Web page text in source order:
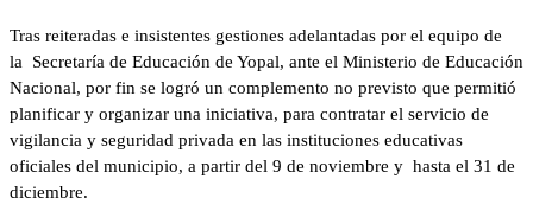
Tras reiteradas e insistentes gestiones adelantadas por el equipo de
la Secretaría de Educación de Yopal, ante el Ministerio de Educación
Nacional, por fin se logró un complemento no previsto que permitió
planificar y organizar una iniciativa, para contratar el servicio de
vigilancia y seguridad privada en las instituciones educativas
oficiales del municipio, a partir del 9 de noviembre y hasta el 31 de
diciembre.